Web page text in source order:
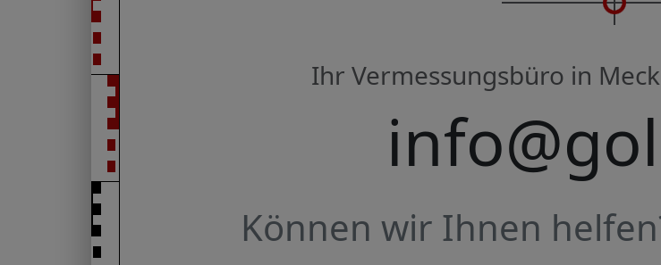
Ihr Vermessungsbüro in
Können wir Ihnen